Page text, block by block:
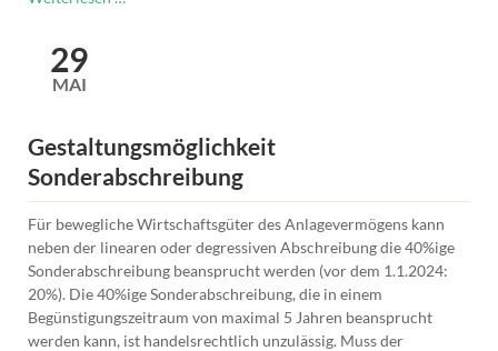
29
MAI
Gestaltungsmöglichkeit
Sonderabschreibung
Für bewegliche Wirtschaftsgüter des Anlagevermögens kann
neben der linearen oder degressiven Abschreibung die 40%ige
Sonderabschreibung beansprucht werden (vor dem 1.1.2024:
20%). Die 40%ige Sonderabschreibung, die in einem
Begünstigungszeitraum von maximal 5 Jahren beansprucht
werden kann, ist handelsrechtlich unzulässig. Muss der